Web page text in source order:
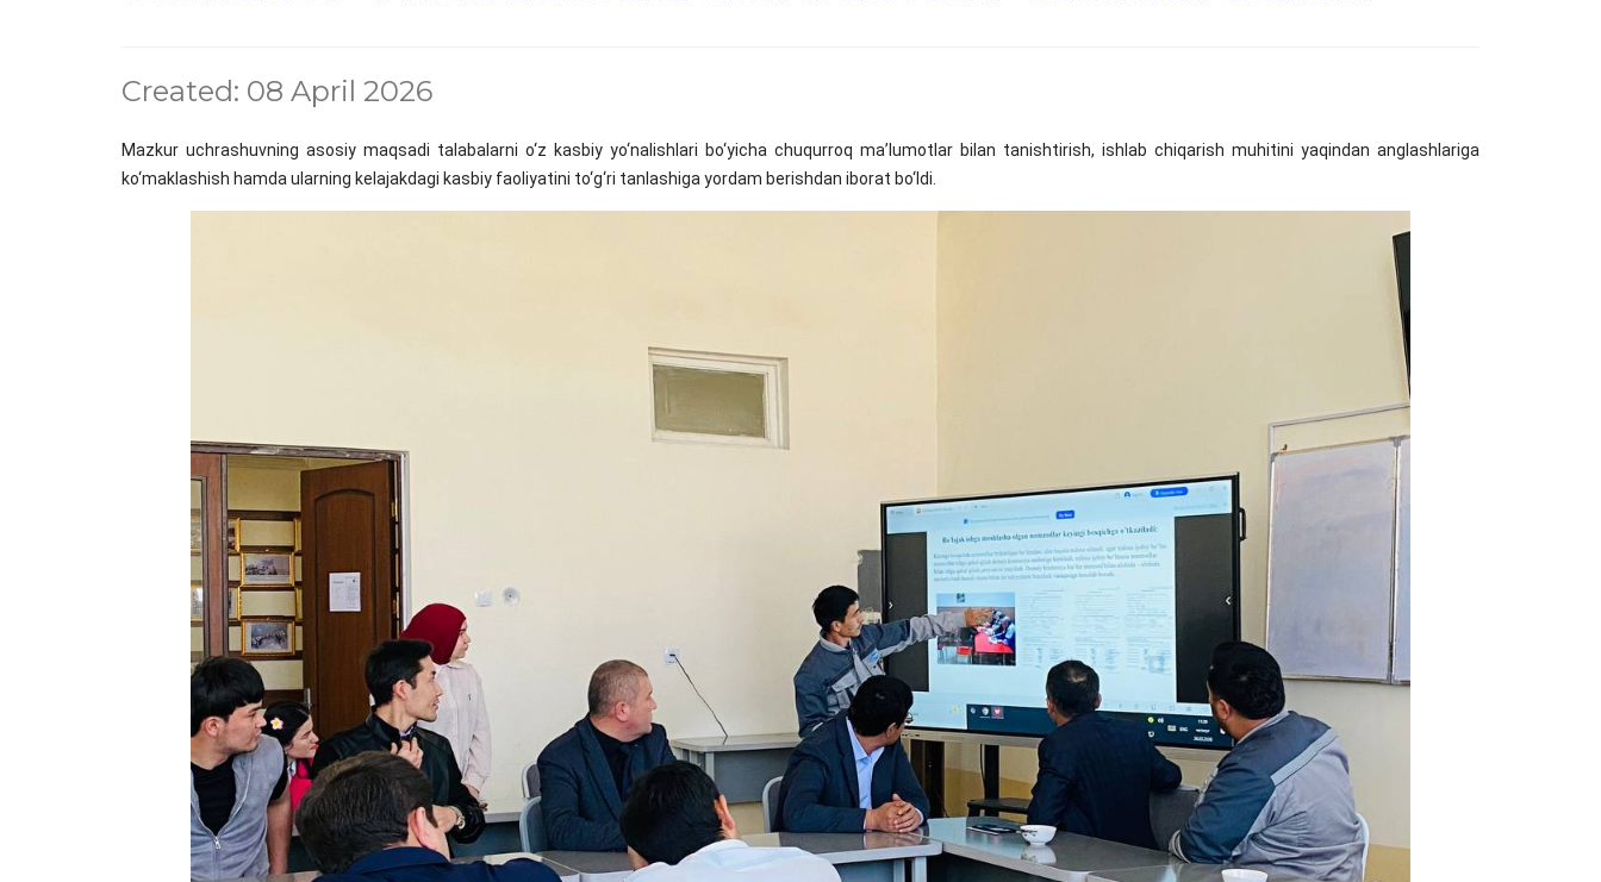
Created: 08 April 2026
Mazkur uchrashuvning asosiy maqsadi talabalarni o‘z kasbiy yo‘nalishlari bo‘yicha chuqurroq ma’lumotlar bilan tanishtirish, ishlab chiqarish muhitini yaqindan anglashlariga
ko‘maklashish hamda ularning kelajakdagi kasbiy faoliyatini to‘g‘ri tanlashiga yordam berishdan iborat bo‘ldi.